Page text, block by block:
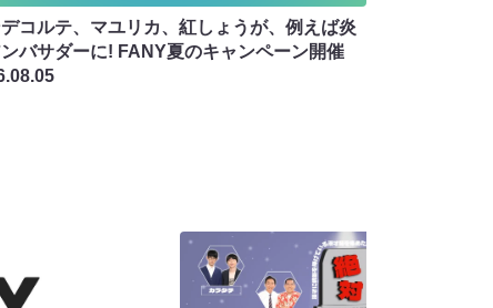
デコルテ、マユリカ、紅しょうが、例えば炎
バサダーに! FANY夏のキャンペーン開催